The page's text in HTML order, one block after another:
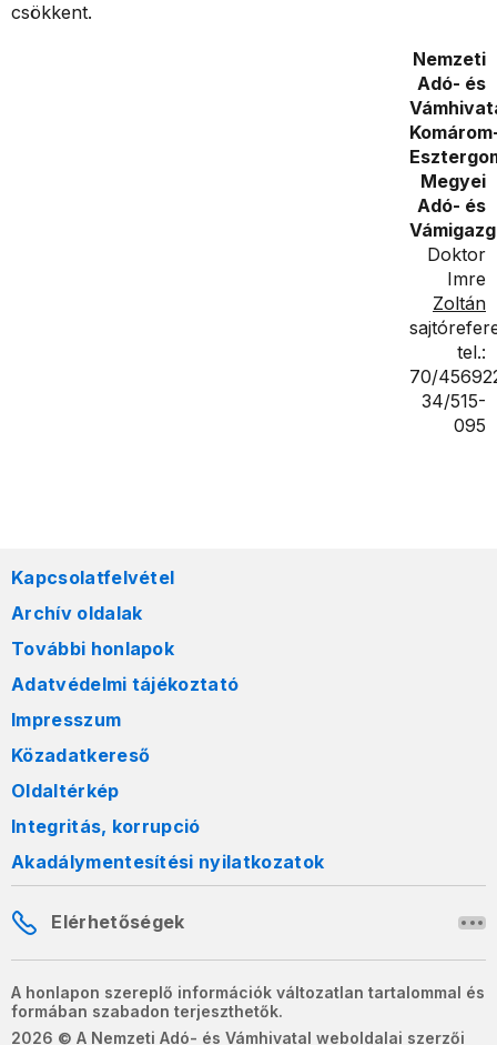
csökkent.
Nemzeti
Adó- és
Megyei
Adó- és
Doktor
Imre
Zoltán
tel.:
70/
34/515-
095
Kapcsolatfelvétel
Archív oldalak
További honlapok
Adatvédelmi tájékoztató
Impresszum
Közadatkereső
Oldaltérkép
Integritás, korrupció
Akadálymentesítési nyilatkozatok
Elérhetőségek
A honlapon szereplő információk változatlan tartalommal és
formában szabadon terjeszthetők.
2026 © A Nemzeti Adó- és Vámhivatal weboldalai szerzői